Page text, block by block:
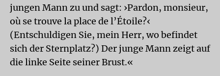
jungen Mann zu und sagt: ›Pardon, monsieur,
où se trouve la place de l’Étoile?‹
(Entschuldigen Sie, mein Herr, wo befindet
sich der Sternplatz?) Der junge Mann zeigt auf
die linke Seite seiner Brust.«